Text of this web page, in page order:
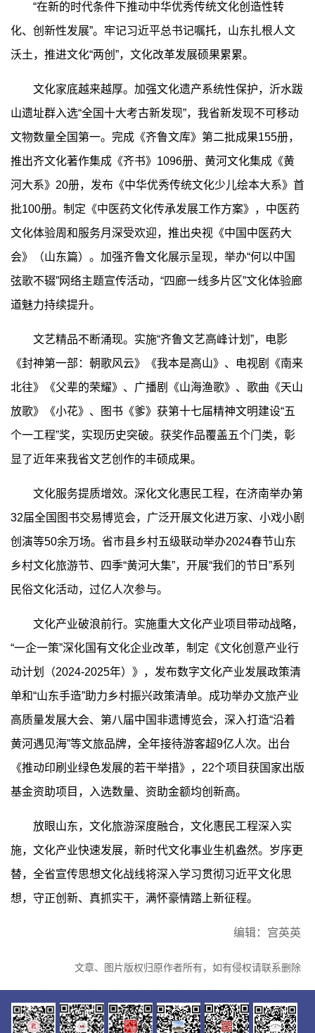
“在新的时代条件下推动中华优秀传统文化创造性转
化、创新性发展”。牢记习近平总书记嘱托，山东扎根人文
沃土，推进文化“两创”，文化改革发展硕果累累。
文化家底越来越厚。加强文化遗产系统性保护，沂水跋
山遗址群入选“全国十大考古新发现”，我省新发现不可移动
文物数量全国第一。完成《齐鲁文库》第二批成果155册，
推出齐文化著作集成《齐书》1096册、黄河文化集成《黄
河大系》20册，发布《中华优秀传统文化少儿绘本大系》首
批100册。制定《中医药文化传承发展工作方案》，中医药
文化体验周和服务月深受欢迎，推出央视《中国中医药大
会》（山东篇）。加强齐鲁文化展示呈现，举办“何以中国
弦歌不辍”网络主题宣传活动，“四廊一线多片区”文化体验廊
道魅力持续提升。
文艺精品不断涌现。实施“齐鲁文艺高峰计划”，电影
《封神第一部：朝歌风云》《我本是高山》、电视剧《南来
北往》《父辈的荣耀》、广播剧《山海渔歌》、歌曲《天山
放歌》《小花》、图书《爹》获第十七届精神文明建设“五
个一工程”奖，实现历史突破。获奖作品覆盖五个门类，彰
显了近年来我省文艺创作的丰硕成果。
文化服务提质增效。深化文化惠民工程，在济南举办第
32届全国图书交易博览会，广泛开展文化进万家、小戏小剧
创演等50余万场。省市县乡村五级联动举办2024春节山东
乡村文化旅游节、四季“黄河大集”，开展“我们的节日”系列
民俗文化活动，过亿人次参与。
文化产业破浪前行。实施重大文化产业项目带动战略，
“一企一策”深化国有文化企业改革，制定《文化创意产业行
动计划（2024-2025年）》，发布数字文化产业发展政策清
单和“山东手造”助力乡村振兴政策清单。成功举办文旅产业
高质量发展大会、第八届中国非遗博览会，深入打造“沿着
黄河遇见海”等文旅品牌，全年接待游客超9亿人次。出台
《推动印刷业绿色发展的若干举措》，22个项目获国家出版
基金资助项目，入选数量、资助金额均创新高。
放眼山东，文化旅游深度融合，文化惠民工程深入实
施，文化产业快速发展，新时代文化事业生机盎然。岁序更
替，全省宣传思想文化战线将深入学习贯彻习近平文化思
想，守正创新、真抓实干，满怀豪情踏上新征程。
编辑：宫英英
文章、图片版权归原作者所有，如有侵权请联系删除